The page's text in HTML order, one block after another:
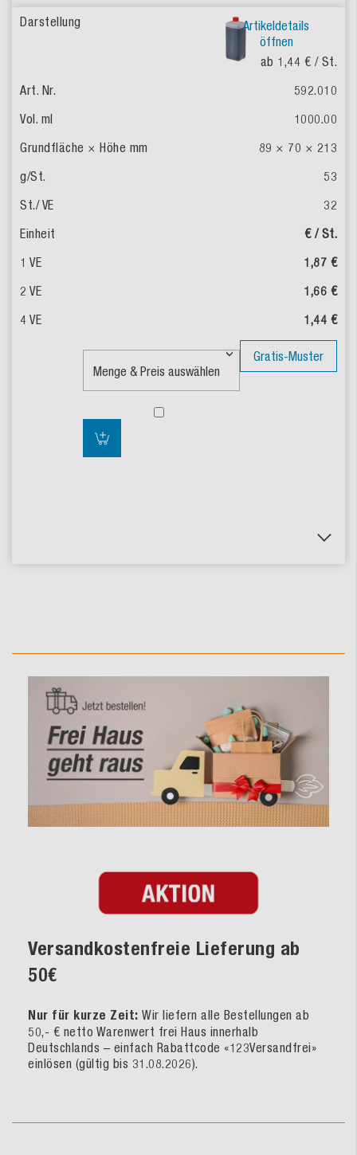
Artikeldetails
öffnen
ab 1,44 € / St.
592.010
1000.00
89 × 70 × 213
53
32
€ / St.
1,87 €
1,66 €
1,44 €
Gratis-Muster
Versandkostenfreie Lieferung ab
50€
Nur für kurze Zeit: Wir liefern alle Bestellungen ab
50,- € netto Warenwert frei Haus innerhalb
Deutschlands – einfach Rabattcode «123Versandfrei»
einlösen (gültig bis 31.08.2026).